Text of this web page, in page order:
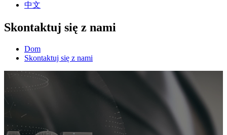
中文
Skontaktuj się z nami
Dom
Skontaktuj się z nami